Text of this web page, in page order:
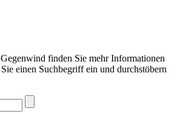
finden Sie mehr Informationen
einen Suchbegriff ein und durchstöbern